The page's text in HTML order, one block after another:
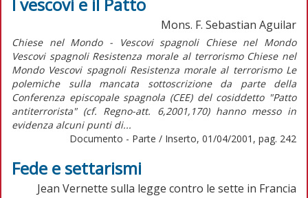
Mons. F. Sebastian Aguilar
Chiese nel Mondo - Vescovi spagnoli Chiese nel Mondo
Vescovi spagnoli Resistenza morale al terrorismo Chiese nel
Mondo Vescovi spagnoli Resistenza morale al terrorismo Le
polemiche sulla mancata sottoscrizione da parte della
Conferenza episcopale spagnola (CEE) del cosiddetto "Patto
antiterrorista" (cf. Regno-att. 6,2001,170) hanno messo in
evidenza alcuni punti di...
Documento - Parte / Inserto, 01/04/2001, pag. 242
Fede e settarismi
Jean Vernette sulla legge contro le sette in Francia